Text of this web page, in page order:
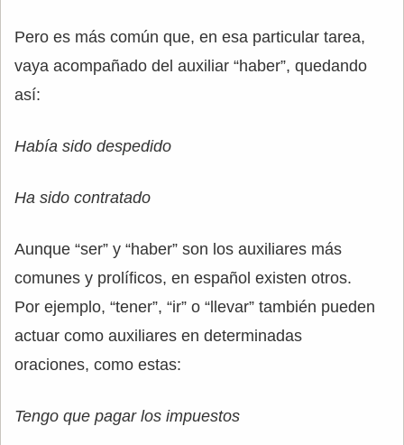
Pero es más común que, en esa particular tarea,
vaya acompañado del auxiliar “haber”, quedando
así:
Había sido despedido
Ha sido contratado
Aunque “ser” y “haber” son los auxiliares más
comunes y prolíficos, en español existen otros.
Por ejemplo, “tener”, “ir” o “llevar” también pueden
actuar como auxiliares en determinadas
oraciones, como estas:
Tengo que pagar los impuestos